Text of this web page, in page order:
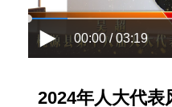
00:00 / 03:19
2024年人大代表